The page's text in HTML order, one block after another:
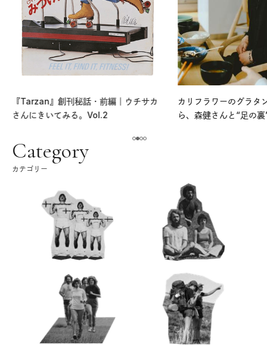
『Tarzan』創刊秘話・前編｜ウチサカ
さんにきいてみる。Vol.2
カリフラワーのグラタ
ら、森健さんと“足の
Category
カテゴリー